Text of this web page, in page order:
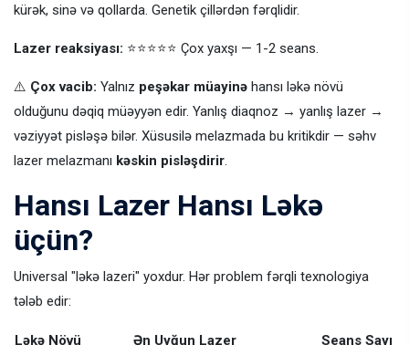
kürək, sinə və qollarda. Genetik çillərdən fərqlidir.
Lazer reaksiyası: ⭐⭐⭐⭐⭐ Çox yaxşı — 1-2 seans.
⚠️ Çox vacib: Yalnız peşəkar müayinə hansı ləkə növü
olduğunu dəqiq müəyyən edir. Yanlış diaqnoz → yanlış lazer →
vəziyyət pisləşə bilər. Xüsusilə melazmada bu kritikdir — səhv
lazer melazmanı kəskin pisləşdirir
Hansı Lazer Hansı Ləkə
üçün?
Universal "ləkə lazeri" yoxdur. Hər problem fərqli texnologiya
tələb edir:
Ləkə Növü Ən Uyğun Lazer Seans Sayı